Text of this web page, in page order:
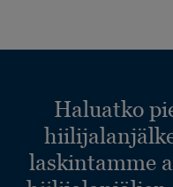
Haluatko
laskintamme